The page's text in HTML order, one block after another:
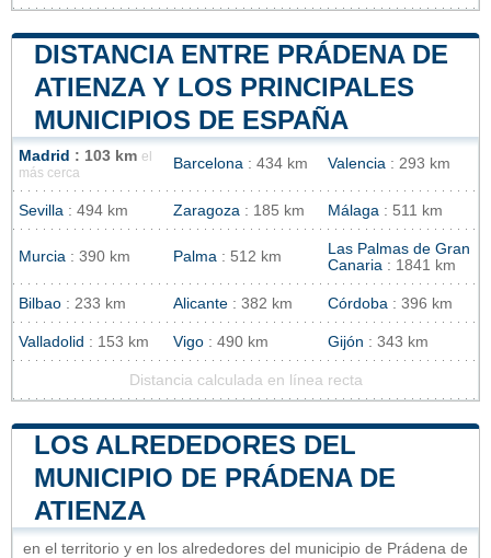
DISTANCIA ENTRE PRÁDENA DE
ATIENZA Y LOS PRINCIPALES
MUNICIPIOS DE ESPAÑA
Madrid : 103 km el
más cerca
Barcelona : 434 km Valencia : 293 km
Sevilla : 494 km Zaragoza : 185 km Málaga : 511 km
Murcia : 390 km Palma : 512 km
Las Palmas de Gran
Canaria : 1841 km
Bilbao : 233 km Alicante : 382 km Córdoba : 396 km
Valladolid : 153 km Vigo : 490 km Gijón : 343 km
Distancia calculada en línea recta
LOS ALREDEDORES DEL
MUNICIPIO DE PRÁDENA DE
ATIENZA
en el territorio y en los alrededores del municipio de Prádena de